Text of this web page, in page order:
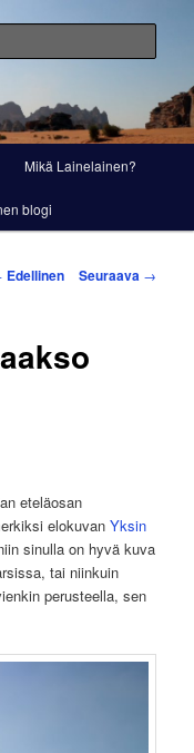
Mikä Lainelainen?
blogi
Edellinen Seuraava →
eteläosan
elokuvanYksin
sinulla on hyvä kuva
tai niinkuin
perusteella, sen